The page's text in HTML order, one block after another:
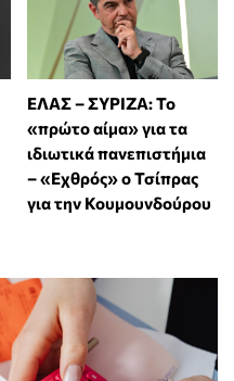
ΕΛΑΣ – ΣΥΡΙΖΑ: Το
«πρώτο αίμα» για τα
ιδιωτικά πανεπιστήμια
– «Εχθρός» ο Τσίπρας
για την Κουμουνδούρου